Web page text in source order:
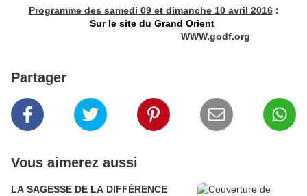
Programme des samedi 09 et dimanche 10 avril 2016:
Sur le site du Grand Orient
WWW.godf.org
Partager
Vous aimerez aussi
LA SAGESSE DE LA DIFFÉRENCE